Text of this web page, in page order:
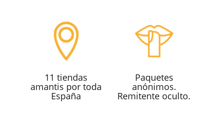
11 tiendas
amantis por toda
España
Paquetes
anónimos.
Remitente oculto.